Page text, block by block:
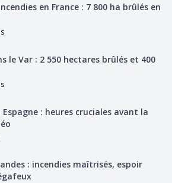
en France : 7 800 ha brûlés en
le Var : 2 550 hectares brûlés et 400
Espagne : heures cruciales avant la
: incendies maîtrisés, espoir